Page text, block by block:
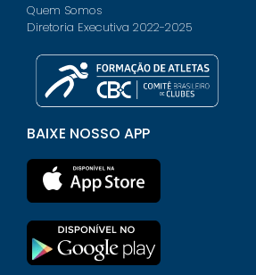
Quem Somos
Diretoria Executiva 2022-2025
BAIXE NOSSO APP